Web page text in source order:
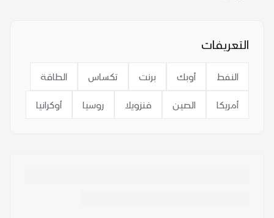
التعريفات
النفط أوبك برنت تكساس الطاقة
أمريكا الصين فنزويلا روسيا أوكرانيا